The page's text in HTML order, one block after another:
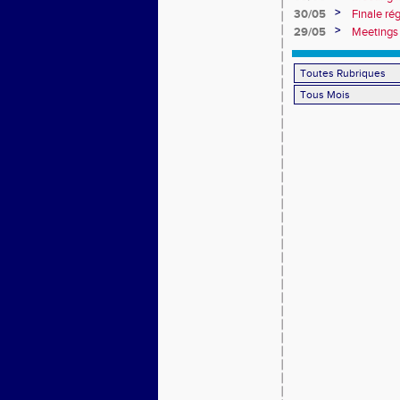
30/05
>
Finale
29/05
>